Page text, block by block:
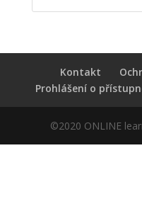
Kontakt
Prohlášení o
©2020 ONLINE